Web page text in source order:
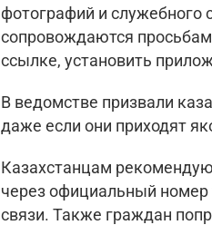
фотографий и служебного
сопровождаются
ссылке, установить
В ведомстве призвали
даже если они приходят
Казахстанцам
через официальный
связи. Также граждан